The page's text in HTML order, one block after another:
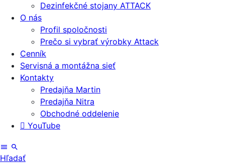
Dezinfekčné stojany ATTACK
O nás
Profil spoločnosti
Prečo si vybrať výrobky Attack
Cenník
Servisná a montážna sieť
Kontakty
Predajňa Martin
Predajňa Nitra
Obchodné oddelenie
YouTube
Hľadať